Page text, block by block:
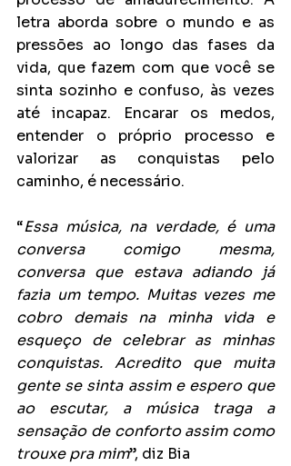
letra aborda sobre o mundo e as
pressões ao longo das fases da
vida, que fazem com que você se
sinta sozinho e confuso, às vezes
até incapaz. Encarar os medos,
entender o próprio processo e
valorizar as conquistas pelo
caminho, é necessário.
“Essa música, na verdade, é uma
conversa comigo mesma,
conversa que estava adiando já
fazia um tempo. Muitas vezes me
cobro demais na minha vida e
esqueço de celebrar as minhas
conquistas. Acredito que muita
gente se sinta assim e espero que
ao escutar, a música traga a
sensação de conforto assim como
trouxe pra mim”, diz Bia